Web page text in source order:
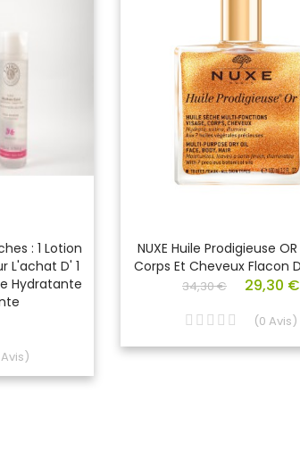
: 1 Lotion
L'achat D' 1
Hydratante
Avis)
NUXE Huile Prodigieuse
Corps Et Cheveux Flacon
34,30 € 29,30 €
(0 Avis)